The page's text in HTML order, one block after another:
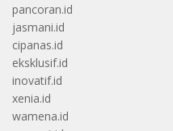
pancoran.id
jasmani.id
cipanas.id
eksklusif.id
inovatif.id
xenia.id
wamena.id